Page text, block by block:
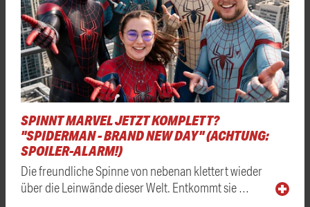
SPINNT MARVEL JETZT KOMPLETT?
"SPIDERMAN - BRAND NEW DAY" (ACHTUNG:
SPOILER-ALARM!)
Die freundliche Spinne von nebenan klettert wieder
über die Leinwände dieser Welt. Entkommt sie …